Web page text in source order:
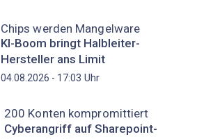
Chips werden Mangelware
KI-Boom bringt Halbleiter-
Hersteller ans Limit
04.08.2026 - 17:03 Uhr
200 Konten kompromittiert
Cyberangriff auf Sharepoint-